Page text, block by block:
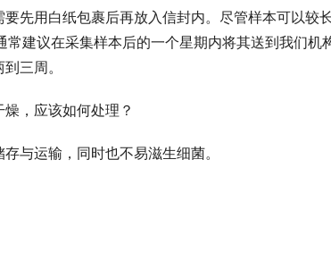
先用白纸包裹后再放入信封内。尽管样本可以较
建议在采集样本后的一个星期内将其送到我们机
三周。
，应该如何处理？
与运输，同时也不易滋生细菌。